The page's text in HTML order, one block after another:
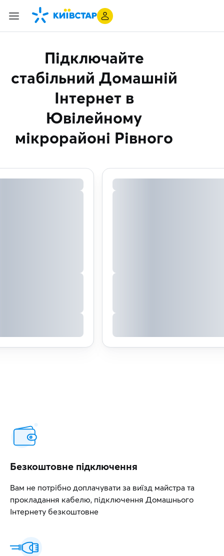
Підключайте
стабільний Домашній
Інтернет в
Ювілейному
мікрорайоні Рівного
Безкоштовне підключення
Вам не потрібно доплачувати за виїзд майстра та
прокладання кабелю, підключення Домашнього
Інтернету безкоштовне